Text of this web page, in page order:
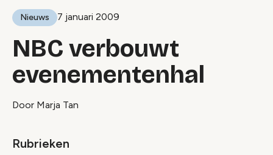
Nieuws 7 januari 2009
NBC verbouwt
evenementenhal
Door Marja Tan
Rubrieken